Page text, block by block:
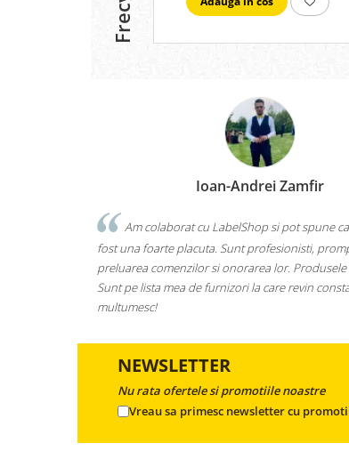
Ioan-Andrei Zamfir
Am colaborat cu LabelShop si pot spune
fost una foarte placuta. Sunt profesionisti,
preluarea comenzilor si onorarea lor. Produsele
Sunt pe lista mea de furnizori la care revin
multumesc!
NEWSLETTER
Nu rata ofertele si promotiile noastre
Vreau sa primesc newsletter cu